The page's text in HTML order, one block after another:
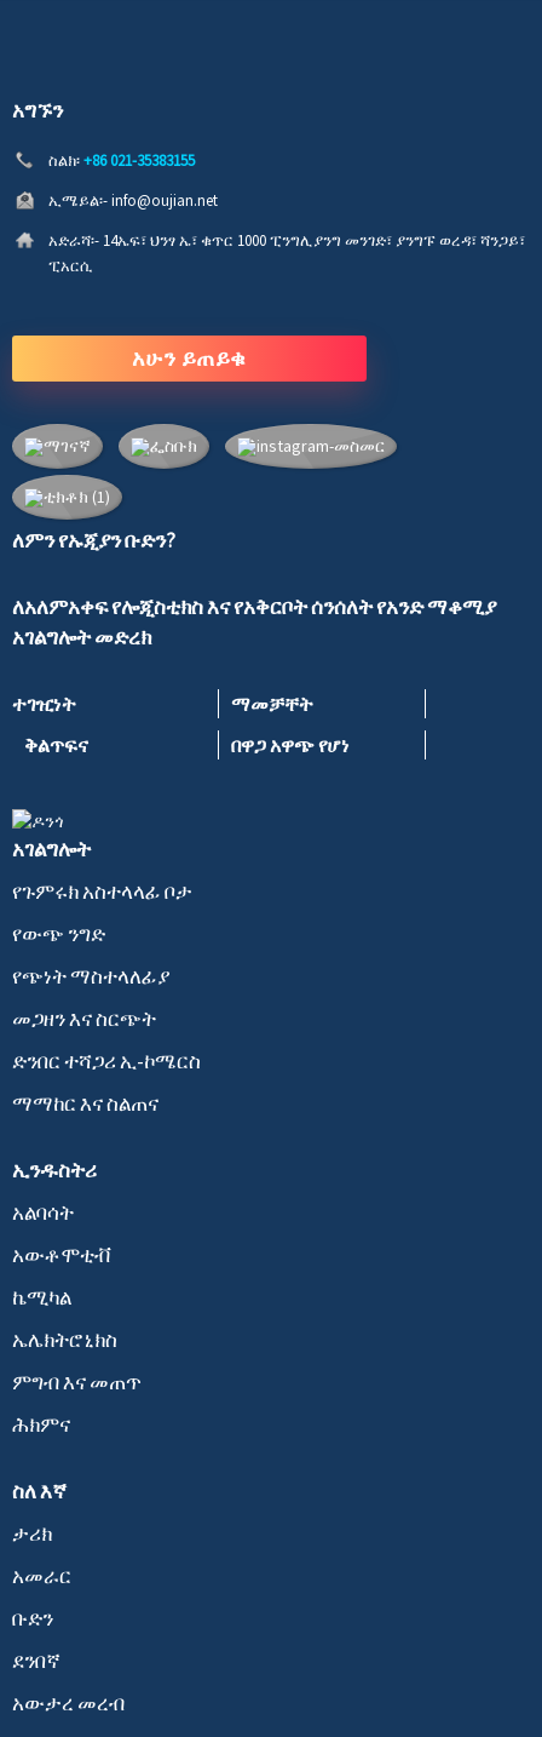
አግኙን
ስልክ፡+86 021-35383155
ኢሜይል፡-info@oujian.net
አድራሻ፡- 14ኤፍ፣ ህንፃ ኤ፣ ቁጥር 1000 ፒንግሊያንግ መንገድ፣ ያንግፑ ወረዳ፣ ሻንጋይ፣
ፒአርሲ
አሁን ይጠይቁ
ለምን የኡጂያን ቡድን?
ለአለምአቀፍ የሎጂስቲክስ እና የአቅርቦት ሰንሰለት የአንድ ማቆሚያ
አገልግሎት መድረክ
ተገዢነት
ማመቻቸት
ቅልጥፍና
በዋጋ አዋጭ የሆነ
አገልግሎት
የጉምሩክ አስተላላፊ ቦታ
የውጭ ንግድ
የጭነት ማስተላለፊያ
መጋዘን እና ስርጭት
ድንበር ተሻጋሪ ኢ-ኮሜርስ
ማማከር እና ስልጠና
ኢንዱስትሪ
አልባሳት
አውቶሞቲቭ
ኬሚካል
ኤሌክትሮኒክስ
ምግብ እና መጠጥ
ሕክምና
ስለ እኛ
ታሪክ
አመራር
ቡድን
ደንበኛ
አውታረ መረብ